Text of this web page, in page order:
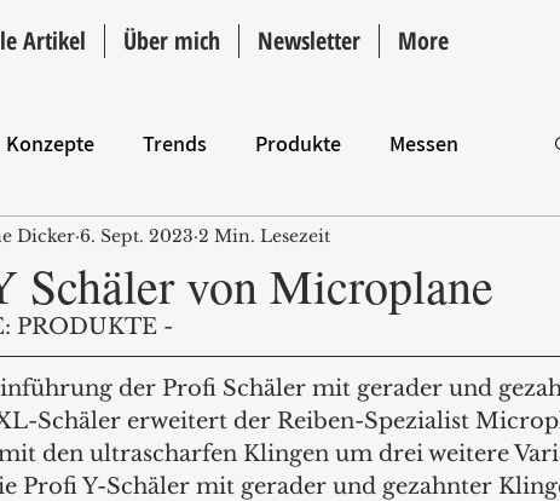
Artikel Über mich Newsletter More
Konzepte Trends Produkte Messen
Intro
Schäler von Microplane
Dicker 6. Sept. 2023 2 Min. Lesezeit
PRODUKTE -
der Profi Schäler mit gerader und
Schäler erweitert der Reiben-Spezialist
den ultrascharfen Klingen um drei weitere
Profi Y-Schäler mit gerader und gezahnter